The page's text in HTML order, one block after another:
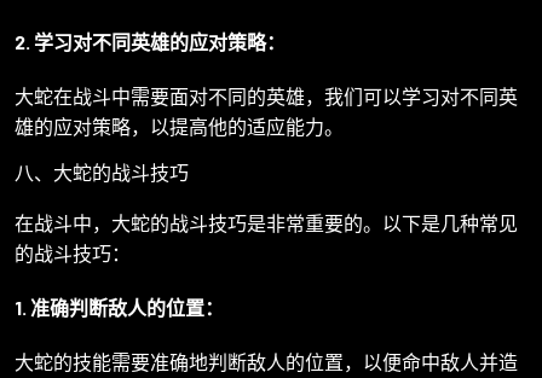
2. 学习对不同英雄的应对策略：
大蛇在战斗中需要面对不同的英雄，我们可以学习对不同英
雄的应对策略，以提高他的适应能力。
八、大蛇的战斗技巧
在战斗中，大蛇的战斗技巧是非常重要的。以下是几种常见
的战斗技巧：
1. 准确判断敌人的位置：
大蛇的技能需要准确地判断敌人的位置，以便命中敌人并造